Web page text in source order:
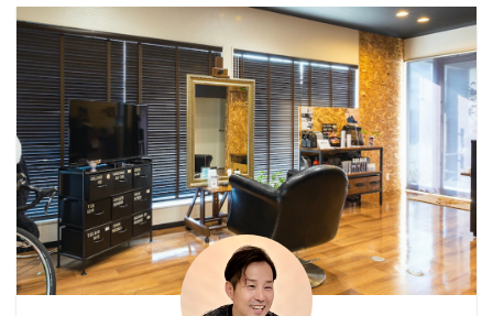
現れる典型的なサインに
は、以下のようなものが
あります。 髪の細さ: 髪
の毛が細くなり、ボリュ
ームが減る。 乾燥: 頭皮
と髪が乾燥しやすくな ...
M3.6とは 電子とミネラ
ルを大量に含んだスキン
ケア、ヘアケアにも使え
る万能化粧水（ローショ
ン）です。 「電子」と
「ミネラル」？？なんて
いわれても、いまいちピ
ンとこないかと思いま ...
とお店の中も変化の最中
で何かと忙しくしており
ます。 今回は新たにヘア
ケアブランドを1つ追加
する事になりました。 今
のウチのヘアケアのメイ
ンブランドは「ルーブル
ドー」（復元剤）なんで
すけど、 違う視点からヘ
アケアのアプローチをす
る為に「COTAコタ」を
追加しました。 なぜ